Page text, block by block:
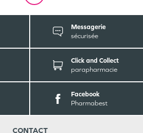
Messagerie
sécurisée
Click and Collect
parapharmacie
Facebook
Pharmabest
CONTACT